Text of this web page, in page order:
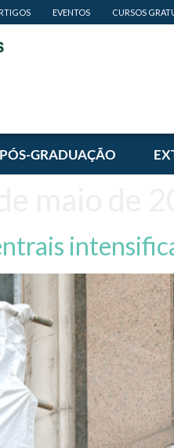
EVENTOS CURSOS
PÓS-GRADUAÇÃO